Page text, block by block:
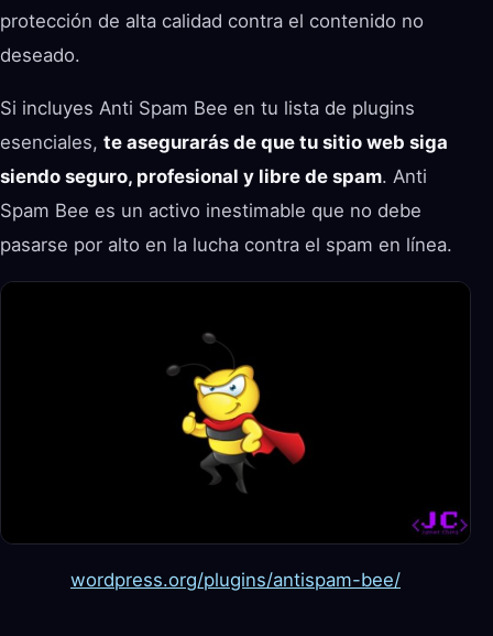
protección de alta calidad contra el contenido no
deseado.
Si incluyes Anti Spam Bee en tu lista de plugins
esenciales, te asegurarás de que tu sitio web siga
siendo seguro, profesional y libre de spam. Anti
Spam Bee es un activo inestimable que no debe
pasarse por alto en la lucha contra el spam en línea.
wordpress.org/plugins/antispam-bee/